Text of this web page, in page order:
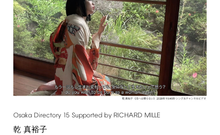
Osaka Directory 15 Supported by RICHARD MILLE
乾 真裕子